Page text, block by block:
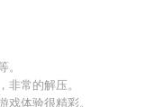
常的解压。
体验很精彩。